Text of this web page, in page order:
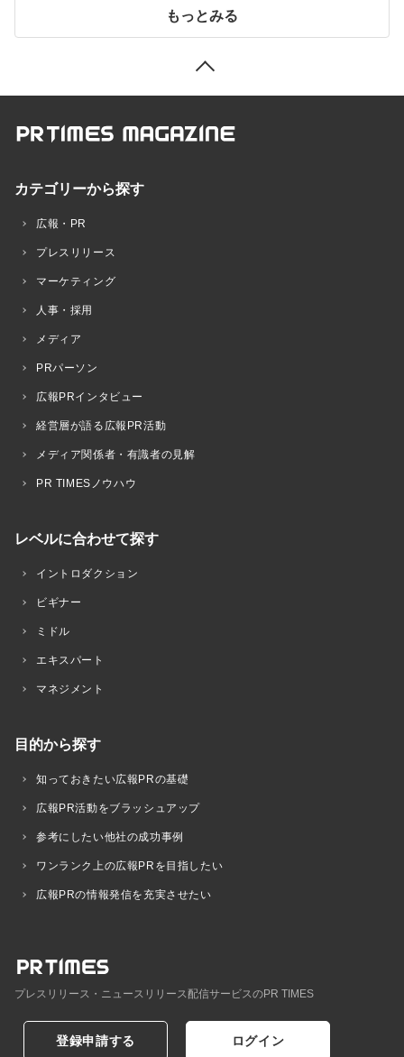
もっとみる
カテゴリーから探す
広報・PR
プレスリリース
マーケティング
人事・採用
メディア
PRパーソン
広報PRインタビュー
経営層が語る広報PR活動
メディア関係者・有識者の見解
PR TIMESノウハウ
レベルに合わせて探す
イントロダクション
ビギナー
ミドル
エキスパート
マネジメント
目的から探す
知っておきたい広報PRの基礎
広報PR活動をブラッシュアップ
参考にしたい他社の成功事例
ワンランク上の広報PRを目指したい
広報PRの情報発信を充実させたい
プレスリリース・ニュースリリース配信サービスのPR TIMES
登録申請する ログイン